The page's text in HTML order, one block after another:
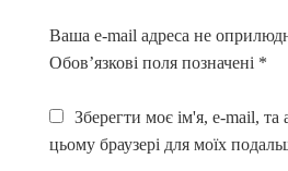
Ваша e-mail адреса не
Обов’язкові поля позначені *
Зберегти моє ім'я, e-mail, та
цьому браузері для моїх